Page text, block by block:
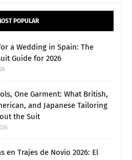
POPULAR
a Wedding in Spain: The
Guide for 2026
One Garment: What British,
and Japanese Tailoring
the Suit
en Trajes de Novio 2026: El